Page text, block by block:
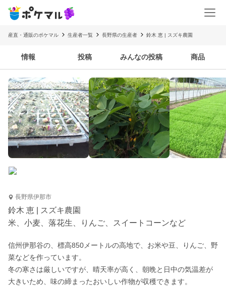
産直・通販のポケマル 生産者一覧 長野県の生産者 鈴木 恵 | スズキ農園
情報 投稿 みんなの投稿 商品
長野県伊那市
鈴木 恵 | スズキ農園
米、小麦、落花生、りんご、スイートコーンなど
信州伊那谷の、標高850メートルの高地で、お米や豆、りんご、野
菜などを作っています。
冬の寒さは厳しいですが、晴天率が高く、朝晩と日中の気温差が
大きいため、味の締まったおいしい作物が収穫できます。